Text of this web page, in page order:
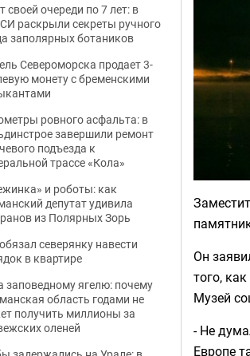
Он
того,
Музей
-Не
Европе
своей очереди по 7 лет: в
раскрыли секреты ручного
заполярных ботаников
Североморска продает 3-
монету с бременскими
ровного асфальта: в
завершили ремонт
подъезда к
трассе «Кола»
и роботы: как
депутат удивила
из Полярных Зорь
северянку навести
в квартире
заповедному ягелю: почему
область годами не
получить миллионы за
оленей